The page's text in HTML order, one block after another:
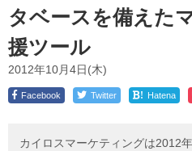
タベースを備えた
援ツール
2012年10月4日(木)
Facebook Twitter ! Hatena
カイロスマーケティングは2012